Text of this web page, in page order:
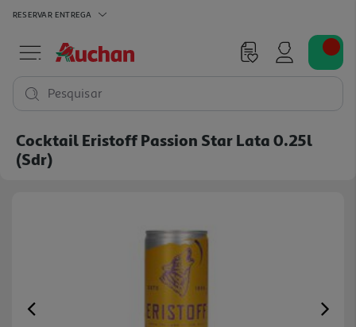
RESERVAR ENTREGA
Pesquisar
Cocktail Eristoff Passion Star Lata 0.25l
(sdr)
Previous